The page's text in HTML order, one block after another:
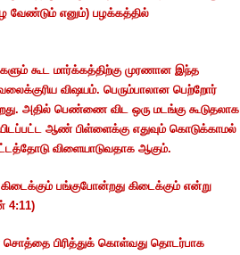
வேண்டும் எனும்) பழக்கத்தில்
கூட மார்க்கத்திற்கு முரணான இந்த
விஷயம். பெரும்பாலான பெற்றோர்
. அதில் பெண்ணை விட ஒரு மடங்கு கூடுதலாக
ஆண் பிள்ளைக்கு எதுவும் கொடுக்காமல்
விளையாடுவதாக ஆகும்.
கிடைக்கும் பங்குபோன்றது கிடைக்கும் என்று
4:11)
சொத்தை பிரித்துக் கொள்வது தொடர்பாக